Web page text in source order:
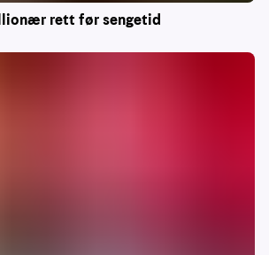
rett før sengetid